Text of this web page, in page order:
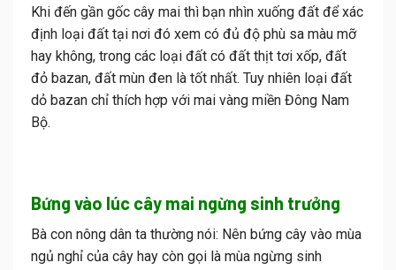
Khi đến gần gốc cây mai thì bạn nhìn xuống đất để xác
định loại đất tại nơi đó xem có đủ độ phù sa màu mỡ
hay không, trong các loại đất có đất thịt tơi xốp, đất
đỏ bazan, đất mùn đen là tốt nhất. Tuy nhiên loại đất
dỏ bazan chỉ thích hợp với mai vàng miền Đông Nam
Bộ.
Bứng vào lúc cây mai ngừng sinh trưởng
Bà con nông dân ta thường nói: Nên bứng cây vào mùa
ngủ nghỉ của cây hay còn gọi là mùa ngừng sinh